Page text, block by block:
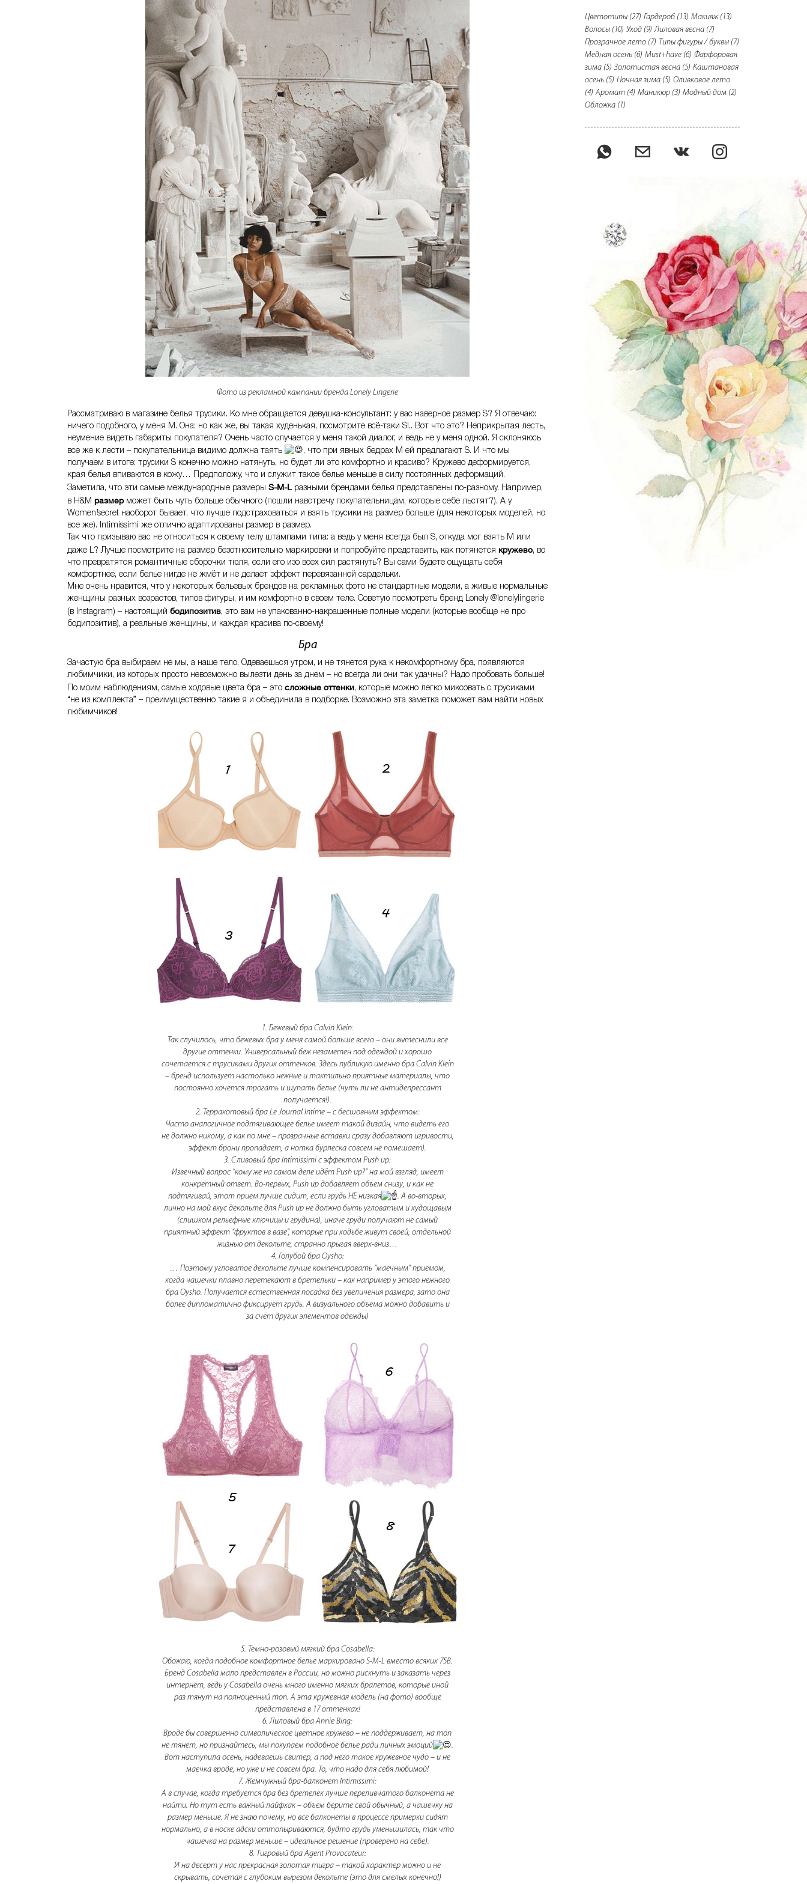
Фото из рекламной кампании бренда Lonely Lingerie
Рассматриваю в магазине белья трусики. Ко мне обращается девушка-консультант: у вас наверное размер S? Я отвечаю:
ничего подобного, у меня M. Она: но как же, вы такая худенькая, посмотрите всё-таки S!.. Вот что это? Неприкрытая лесть,
неумение видеть габариты покупателя? Очень часто случается у меня такой диалог, и ведь не у меня одной. Я склоняюсь
все же к лести – покупательница видимо должна таять
, что при явных бедрах M ей предлагают S. И что мы
получаем в итоге: трусики S конечно можно натянуть, но будет ли это комфортно и красиво? Кружево деформируется,
края белья впиваются в кожу… Предположу, что и служит такое белье меньше в силу постоянных деформаций.
Заметила, что эти самые международные размеры S-M-Lразными брендами белья представлены по-разному. Например,
в H&M размерможет быть чуть больше обычного (пошли навстречу покупательницам, которые себе льстят?). А у
Women’secret наоборот бывает, что лучше подстраховаться и взять трусики на размер больше (для некоторых моделей, но
все же). Intimissimi же отлично адаптированы размер в размер.
Так что призываю вас не относиться к своему телу штампами типа: а ведь у меня всегда был S, откуда мог взять M или
даже L? Лучше посмотрите на размер безотносительно маркировки и попробуйте представить, как потянется кружево, во
что превратятся романтичные сборочки тюля, если его изо всех сил растянуть? Вы сами будете ощущать себя
комфортнее, если белье нигде не жмёт и не делает эффект перевязанной сардельки.
Мне очень нравится, что у некоторых бельевых брендов на рекламных фото не стандартные модели, а живые нормальные
женщины разных возрастов, типов фигуры, и им комфортно в своем теле. Советую посмотреть бренд Lonely @lonelylingerie
(в Instagram) – настоящий бодипозитив, это вам не упакованно-накрашенные полные модели (которые вообще не про
бодипозитив), а реальные женщины, и каждая красива по-своему!
Бра
Зачастую бра выбираем не мы, а наше тело. Одеваешься утром, и не тянется рука к некомфортному бра, появляются
любимчики, из которых просто невозможно вылезти день за днем – но всегда ли они так удачны? Надо пробовать больше!
По моим наблюдениям, самые ходовые цвета бра – это сложные оттенки, которые можно легко миксовать с трусиками
“не из комплекта” – преимущественно такие я и объединила в подборке. Возможно эта заметка поможет вам найти новых
любимчиков!
1. Бежевый бра Calvin Klein:
Так случилось, что бежевых бра у меня самой больше всего – они вытеснили все
другие оттенки. Универсальный беж незаметен под одеждой и хорошо
сочетается с трусиками других оттенков. Здесь публикую именно бра Calvin Klein
– бренд использует настолько нежные и тактильно приятные материалы, что
постоянно хочется трогать и щупать белье (чуть ли не антидепрессант
получается!).
2. Терракотовый бра Le Journal Intime – с бесшовным эффектом:
Часто аналогичное подтягивающее белье имеет такой дизайн, что видеть его
не должно никому, а как по мне – прозрачные вставки сразу добавляют игривости,
эффект брони пропадает, а нотка бурлеска совсем не помешает).
3. Сливовый бра Intimissimi с эффектом Push up:
Извечный вопрос “кому же на самом деле идёт Push up?” на мой взгляд, имеет
конкретный ответ. Во-первых, Push up добавляет объем снизу, и как не
подтягивай, этот прием лучше сидит, если грудь НЕ низкая
. А во-вторых,
лично на мой вкус декольте для Push up не должно быть угловатым и худощавым
(слишком рельефные ключицы и грудина), иначе груди получают не самый
приятный эффект “фруктов в вазе”, которые при ходьбе живут своей, отдельной
жизнью от декольте, странно прыгая вверх-вниз…
4. Голубой бра Oysho:
… Поэтому угловатое декольте лучше компенсировать “маечным” приемом,
когда чашечки плавно перетекают в бретельки – как например у этого нежного
бра Oysho. Получается естественная посадка без увеличения размера, зато она
более дипломатично фиксирует грудь. А визуального объема можно добавить и
за счёт других элементов одежды)
5. Темно-розовый мягкий бра Cosabella:
Обожаю, когда подобное комфортное белье маркировано S-M-L вместо всяких 75B.
Бренд Cosabella мало представлен в России, но можно рискнуть и заказать через
интернет, ведь у Cosabella очень много именно мягких бралетов, которые иной
раз тянут на полноценный топ. А эта кружевная модель (на фото) вообще
представлена в 17 оттенках!
6. Лиловый бра Annie Bing:
Вроде бы совершенно символическое цветное кружево – не поддерживает, на топ
не тянет, но признайтесь, мы покупаем подобное белье ради личных эмоций
.
Вот наступила осень, надеваешь свитер, а под него такое кружевное чудо – и не
маечка вроде, но уже и не совсем бра. То, что надо для себя любимой!
7. Жемчужный бра-балконет Intimissimi:
А в случае, когда требуется бра без бретелек лучше переливчатого балконета не
найти. Но тут есть важный лайфхак – объем берите свой обычный, а чашечку на
размер меньше. Я не знаю почему, но все балконеты в процессе примерки сидят
нормально, а в носке адски оттопыриваются, будто грудь уменьшилась, так что
чашечка на размер меньше – идеальное решение (проверено на себе).
8. Тигровый бра Agent Provocateur:
И на десерт у нас прекрасная золотая тигра – такой характер можно и не
скрывать, сочетая с глубоким вырезом декольте (это для смелых конечно!)
Цветотипы (27) Гардероб (13) Макияж (13)
Волосы (10) Уход (9) Лиловая весна (7)
Прозрачное лето (7) Типы фигуры / буквы (7)
Медная осень (6) Must+have (6) Фарфоровая
зима (5) Золотистая весна (5) Каштановая
осень (5) Ночная зима (5) Оливковое лето
(4) Аромат (4) Маникюр (3) Модный дом (2)
Обложка (1)